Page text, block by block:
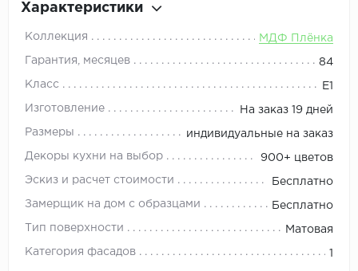
Характеристики
Коллекция МДФ Плёнка
Гарантия, месяцев 84
Класс E1
Изготовление На заказ 19 дней
Размеры индивидуальные на заказ
Декоры кухни на выбор 900+ цветов
Эскиз и расчет стоимости Бесплатно
Замерщик на дом с образцами Бесплатно
Тип поверхности Матовая
Категория фасадов